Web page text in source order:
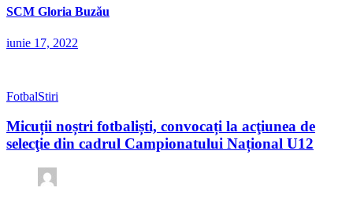
SCM Gloria Buzău
iunie 17, 2022
FotbalStiri
Micuții noștri fotbaliști, convocați la acţiunea de
selecţie din cadrul Campionatului Național U12